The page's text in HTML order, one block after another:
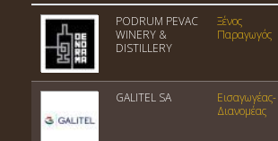
PODRUM PEVAC
WINERY &
DISTILLERY
Ξένος
Παραγωγός
GALITEL SA
Εισαγωγέας-
Διανομέας